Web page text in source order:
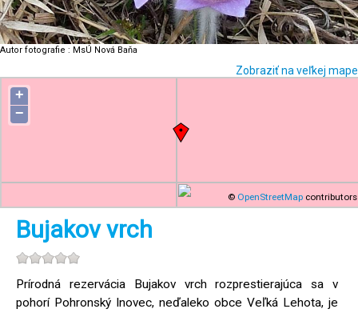
Autor fotografie : MsÚ Nová Baňa
Zobraziť na veľkej mape
+
−
© OpenStreetMap contributors
Bujakov vrch
Prírodná rezervácia Bujakov vrch rozprestierajúca sa v
pohorí Pohronský Inovec, neďaleko obce Veľká Lehota, je